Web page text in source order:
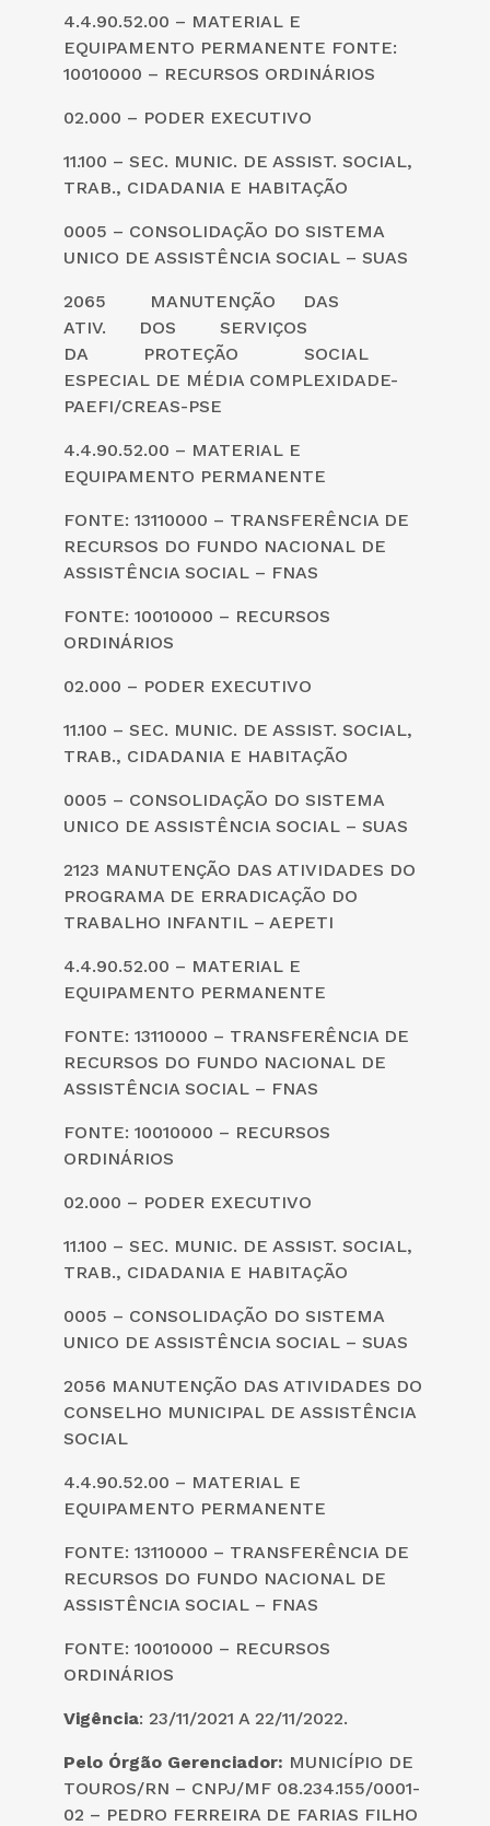
4.4.90.52.00 – MATERIAL E
EQUIPAMENTO PERMANENTE FONTE:
10010000 – RECURSOS ORDINÁRIOS
02.000 – PODER EXECUTIVO
11.100 – SEC. MUNIC. DE ASSIST. SOCIAL,
TRAB., CIDADANIA E HABITAÇÃO
0005 – CONSOLIDAÇÃO DO SISTEMA
UNICO DE ASSISTÊNCIA SOCIAL – SUAS
2065 MANUTENÇÃO DAS
ATIV. DOS SERVIÇOS
DA PROTEÇÃO SOCIAL
ESPECIAL DE MÉDIA COMPLEXIDADE-
PAEFI/CREAS-PSE
4.4.90.52.00 – MATERIAL E
EQUIPAMENTO PERMANENTE
FONTE: 13110000 – TRANSFERÊNCIA DE
RECURSOS DO FUNDO NACIONAL DE
ASSISTÊNCIA SOCIAL – FNAS
FONTE: 10010000 – RECURSOS
ORDINÁRIOS
02.000 – PODER EXECUTIVO
11.100 – SEC. MUNIC. DE ASSIST. SOCIAL,
TRAB., CIDADANIA E HABITAÇÃO
0005 – CONSOLIDAÇÃO DO SISTEMA
UNICO DE ASSISTÊNCIA SOCIAL – SUAS
2123 MANUTENÇÃO DAS ATIVIDADES DO
PROGRAMA DE ERRADICAÇÃO DO
TRABALHO INFANTIL – AEPETI
4.4.90.52.00 – MATERIAL E
EQUIPAMENTO PERMANENTE
FONTE: 13110000 – TRANSFERÊNCIA DE
RECURSOS DO FUNDO NACIONAL DE
ASSISTÊNCIA SOCIAL – FNAS
FONTE: 10010000 – RECURSOS
ORDINÁRIOS
02.000 – PODER EXECUTIVO
11.100 – SEC. MUNIC. DE ASSIST. SOCIAL,
TRAB., CIDADANIA E HABITAÇÃO
0005 – CONSOLIDAÇÃO DO SISTEMA
UNICO DE ASSISTÊNCIA SOCIAL – SUAS
2056 MANUTENÇÃO DAS ATIVIDADES DO
CONSELHO MUNICIPAL DE ASSISTÊNCIA
SOCIAL
4.4.90.52.00 – MATERIAL E
EQUIPAMENTO PERMANENTE
FONTE: 13110000 – TRANSFERÊNCIA DE
RECURSOS DO FUNDO NACIONAL DE
ASSISTÊNCIA SOCIAL – FNAS
FONTE: 10010000 – RECURSOS
ORDINÁRIOS
Vigência: 23/11/2021 A 22/11/2022.
Pelo Órgão Gerenciador: MUNICÍPIO DE
TOUROS/RN – CNPJ/MF 08.234.155/0001-
02 – PEDRO FERREIRA DE FARIAS FILHO